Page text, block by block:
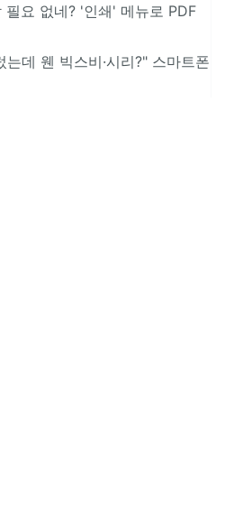
요 없네? '인쇄' 메뉴로 PDF
데 웬 빅스비·시리?" 스마트폰